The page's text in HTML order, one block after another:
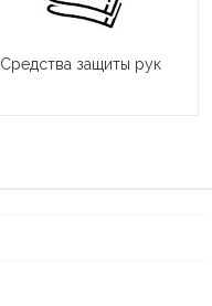
Средства защиты рук